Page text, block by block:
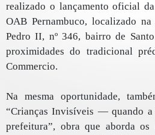
realizado o lançamento oficial
OAB Pernambuco, localizado
Pedro II, nº 346, bairro de
proximidades do tradicional
Commercio.
Na mesma oportunidade,
“Crianças Invisíveis — quando
prefeitura”, obra que aborda